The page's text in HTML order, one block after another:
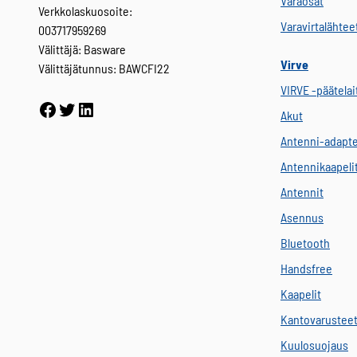
Verkkolaskuosoite:
003717959269
Välittäjä: Basware
Välittäjätunnus: BAWCFI22
Twitter
Virve
VIRVE -
Akut
Antenni-
Antennit
Asennus
Bluetooth
Handsfree
Kaapelit
Kantovarusteet
Kuulosuojaus